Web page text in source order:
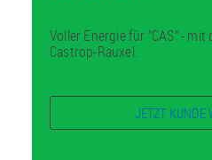
Voller Energie für "CAS" -
Castrop-Rauxel.
JETZT KUNDE